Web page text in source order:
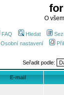
O
FAQ Hledat
Osobní nastavení
Seřadit podle:
E-mail